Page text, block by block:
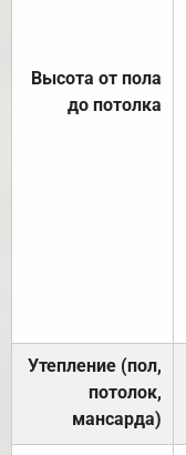
Высота от пола
до потолка
Утепление (пол,
потолок,
мансарда)